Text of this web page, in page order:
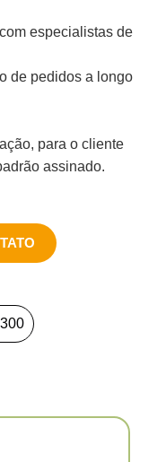
especialistas de
de pedidos a longo
para o cliente
assinado.